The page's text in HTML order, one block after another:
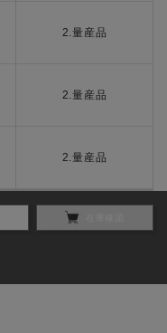
2.量産品
2.量産品
2.量産品